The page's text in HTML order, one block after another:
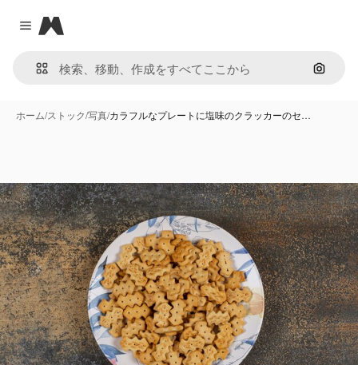
Close menu
Magnific
画像で
ホーム/ストック/写真/カラフルなプレートに塩味のクラッカーのセ…